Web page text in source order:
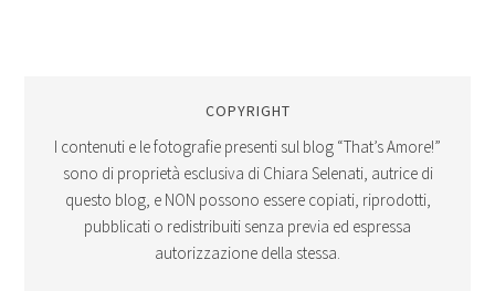
COPYRIGHT
I contenuti e le fotografie presenti sul blog “That’s Amore!”
sono di proprietà esclusiva di Chiara Selenati, autrice di
questo blog, e NON possono essere copiati, riprodotti,
pubblicati o redistribuiti senza previa ed espressa
autorizzazione della stessa.